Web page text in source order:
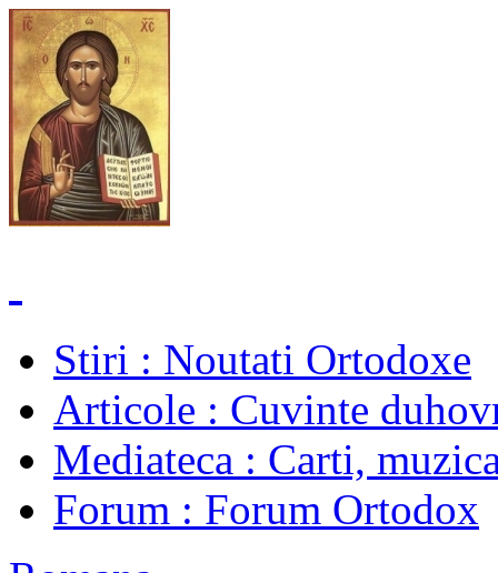
Stiri : Noutati Ortodoxe
Articole : Cuvinte
Mediateca : Carti,
Forum : Forum Ortodox